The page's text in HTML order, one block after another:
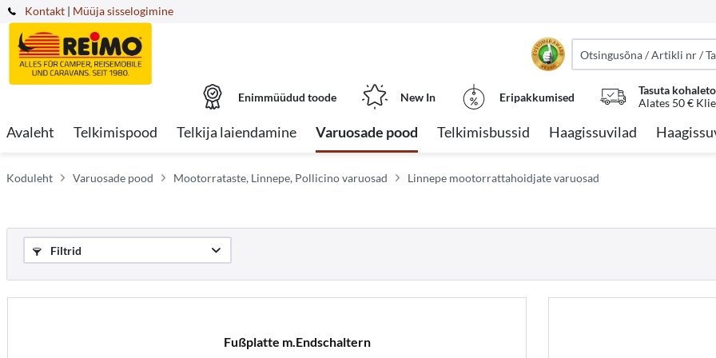
Kontakt | Müüja sisselogimine
Enimmüüdud toode New In Eripakkumised
Tasuta
Alates 50 €
Avaleht Telkimispood Telkija laiendamine Varuosade pood Telkimisbussid Haagissuvilad
Koduleht Varuosade pood Mootorrataste, Linnepe, Pollicino varuosad Linnepe mootorrattahoidjate varuosad
Filtrid
Fußplatte m.Endschaltern